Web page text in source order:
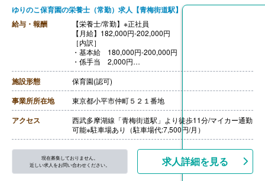
ゆりのこ保育園の栄養士（常勤）求人【青梅街道駅】
給与・報酬
【栄養士/常勤】※正社員
【月給】182,000円-202,000円
［内訳］
・基本給 180,000円-200,000円
・係手当 2,000円
［その他手当］
・住宅手当 一律20,000円/月 ※但し、交通費とどちら
かの支給
・資格手当（指定の研修を受け、資格を保持した方）上
限9,000円/月
・キャリアアップ手当 120,000円/年（年度末支給）※
但し条件有り
【賞与】年3回（計4.00ヶ月分）※前年度実績
【昇給】あり（年1回）
【退職金】あり※勤続2年以上
施設形態 保育園(認可)
事業所所在地 東京都小平市仲町５２１番地
アクセス
西武多摩湖線「青梅街道駅」より徒歩11分/マイカー通勤
可能※駐車場あり（駐車場代:7,500円/月）
現在募集しておりません。
近しい求人をお問い合わせください。
求人詳細を見る